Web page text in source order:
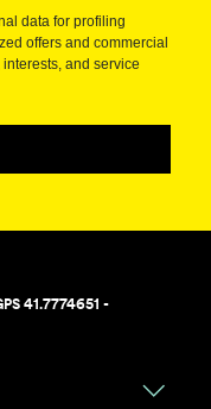
data for profiling
offers and commercial
and service
41.7774651 -